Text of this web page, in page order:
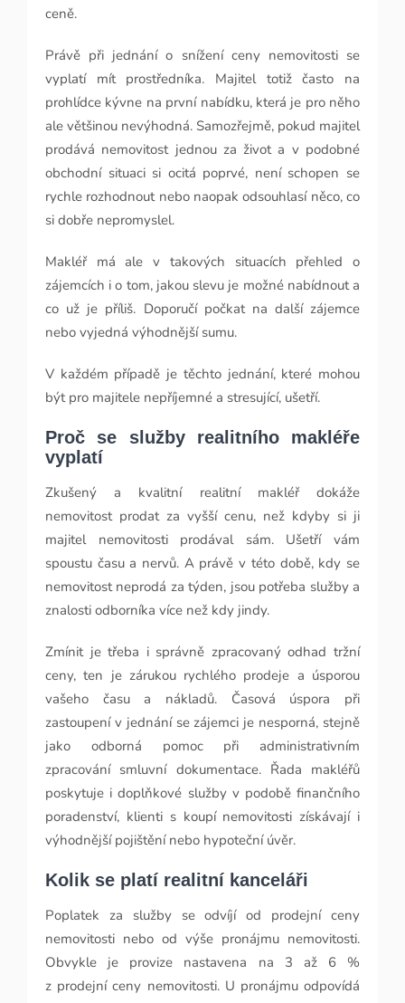
ceně.
Právě při jednání o snížení ceny nemovitosti se
vyplatí mít prostředníka. Majitel totiž často na
prohlídce kývne na první nabídku, která je pro něho
ale většinou nevýhodná. Samozřejmě, pokud majitel
prodává nemovitost jednou za život a v podobné
obchodní situaci si ocitá poprvé, není schopen se
rychle rozhodnout nebo naopak odsouhlasí něco, co
si dobře nepromyslel.
Makléř má ale v takových situacích přehled o
zájemcích i o tom, jakou slevu je možné nabídnout a
co už je příliš. Doporučí počkat na další zájemce
nebo vyjedná výhodnější sumu.
V každém případě je těchto jednání, které mohou
být pro majitele nepříjemné a stresující, ušetří.
Proč se služby realitního makléře
vyplatí
Zkušený a kvalitní realitní makléř dokáže
nemovitost prodat za vyšší cenu, než kdyby si ji
majitel nemovitosti prodával sám. Ušetří vám
spoustu času a nervů. A právě v této době, kdy se
nemovitost neprodá za týden, jsou potřeba služby a
znalosti odborníka více než kdy jindy.
Zmínit je třeba i správně zpracovaný odhad tržní
ceny, ten je zárukou rychlého prodeje a úsporou
vašeho času a nákladů. Časová úspora při
zastoupení v jednání se zájemci je nesporná, stejně
jako odborná pomoc při administrativním
zpracování smluvní dokumentace. Řada makléřů
poskytuje i doplňkové služby v podobě finančního
poradenství, klienti s koupí nemovitosti získávají i
výhodnější pojištění nebo hypoteční úvěr.
Kolik se platí realitní kanceláři
Poplatek za služby se odvíjí od prodejní ceny
nemovitosti nebo od výše pronájmu nemovitosti.
Obvykle je provize nastavena na 3 až 6 %
z prodejní ceny nemovitosti. U pronájmu odpovídá